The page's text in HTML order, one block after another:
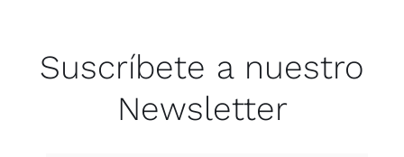
Suscríbete a nuestro
Newsletter